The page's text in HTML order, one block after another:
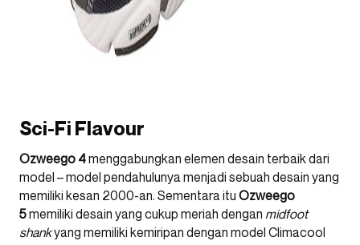
Sci-Fi Flavour
Ozweego 4menggabungkan elemen desain terbaik dari
model – model pendahulunya menjadi sebuah desain yang
memiliki kesan 2000-an. Sementara itu Ozweego
5memiliki desain yang cukup meriah dengan midfoot
shankyang memiliki kemiripan dengan model Climacool